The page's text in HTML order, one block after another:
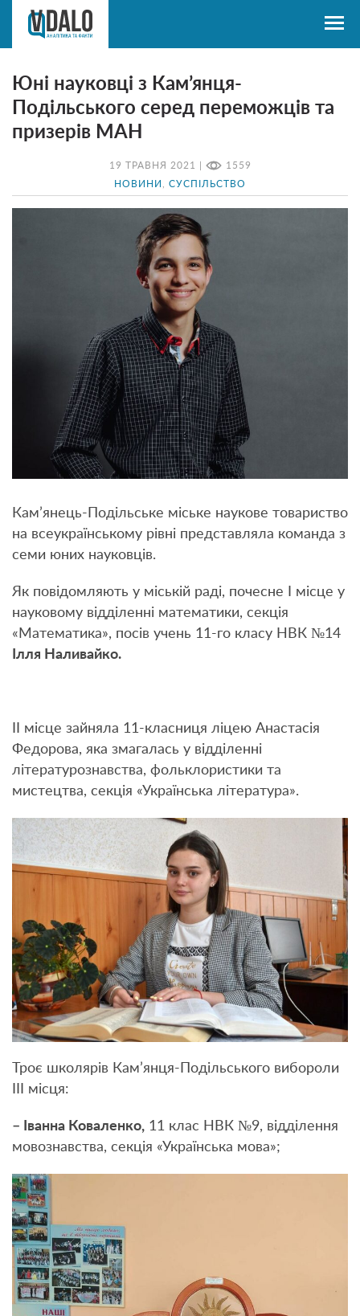
19 ТРАВНЯ 2021 | 1559
НОВИНИ СУСПІЛЬСТВО
Юні науковці з Кам’янця-
Подільського серед переможців та
призерів МАН
Кам’янець-Подільське міське наукове товариство
на всеукраїнському рівні представляла команда з
семи юних науковців.
Як повідомляють у міській раді, почесне I місце у
науковому відділенні математики, секція
«Математика», посів учень 11-го класу НВК №14
Ілля Наливайко.
II місце зайняла 11-класниця ліцею Анастасія
Федорова, яка змагалась у відділенні
літературознавства, фольклористики та
мистецтва, секція «Українська література».
Троє школярів Кам’янця-Подільського вибороли
III місця:
– Іванна Коваленко, 11 клас НВК №9, відділення
мовознавства, секція «Українська мова»;